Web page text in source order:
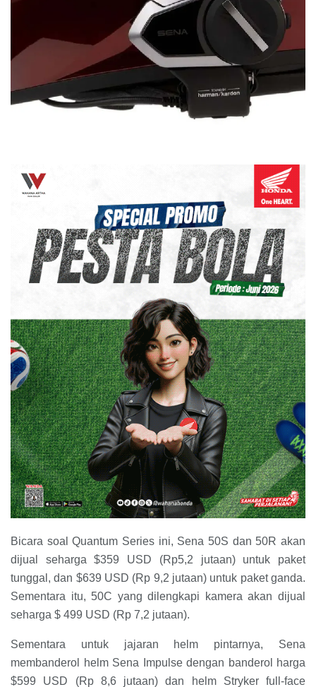
Bicara soal Quantum Series ini, Sena 50S dan 50R akan
dijual seharga $359 USD (Rp5,2 jutaan) untuk paket
tunggal, dan $639 USD (Rp 9,2 jutaan) untuk paket ganda.
Sementara itu, 50C yang dilengkapi kamera akan dijual
seharga $ 499 USD (Rp 7,2 jutaan).
Sementara untuk jajaran helm pintarnya, Sena
membanderol helm Sena Impulse dengan banderol harga
$599 USD (Rp 8,6 jutaan) dan helm Stryker full-face